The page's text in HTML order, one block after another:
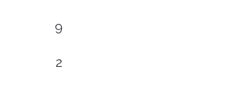
9
2